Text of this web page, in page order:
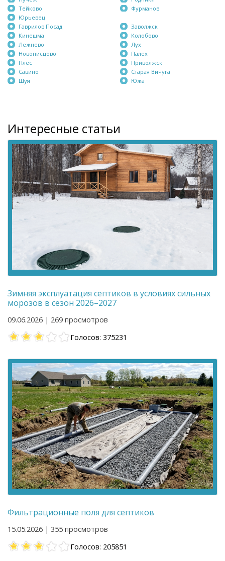
Тейково
Юрьевец
Фурманов
Гаврилов Посад
Кинешма
Лежнево
Новописцово
Плёс
Савино
Шуя
Заволжск
Колобово
Лух
Палех
Приволжск
Старая Вичуга
Южа
Интересные статьи
Зимняя эксплуатация септиков в условиях сильных
морозов в сезон 2026–2027
09.06.2026 | 269 просмотров
Голосов: 375231
Фильтрационные поля для септиков
15.05.2026 | 355 просмотров
Голосов: 205851